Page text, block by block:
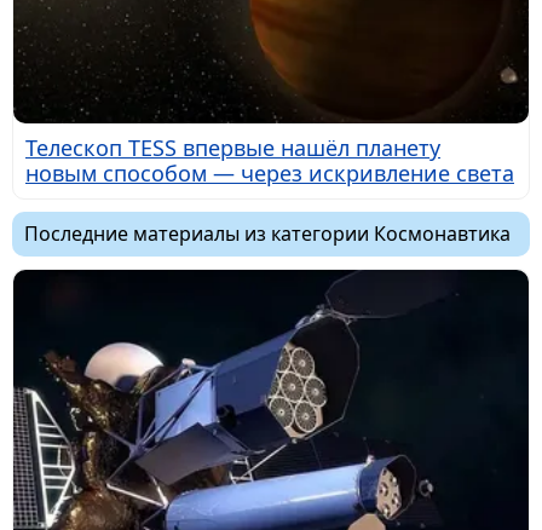
Телескоп TESS впервые нашёл планету
новым способом — через искривление света
Последние материалы из категории Космонавтика